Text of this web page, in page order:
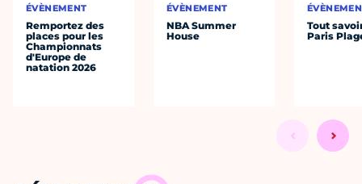
ÉVÈNEMENT
Remportez des
places pour les
Championnats
d'Europe de
natation 2026
ÉVÈNEMENT
NBA Summer
House
Tout
Paris